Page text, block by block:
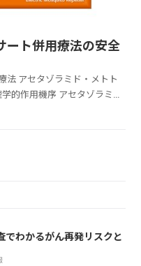
ート併用療法の安全
トト
でわかるがん再発リスクと